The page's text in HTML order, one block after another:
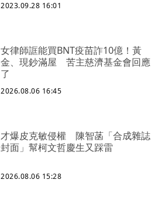
2023.09.28 16:01
女律師誆能買BNT疫苗詐10億！黃
金、現鈔滿屋 苦主慈濟基金會回應
了
2026.08.06 16:45
才爆皮克敏侵權 陳智菡「合成雜誌
封面」幫柯文哲慶生又踩雷
2026.08.06 15:28